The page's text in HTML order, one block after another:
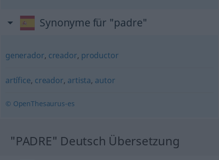
Synonyme für "padre"
generador, creador, productor
artífice, creador, artista, autor
© OpenThesaurus-es
"PADRE" Deutsch Übersetzung